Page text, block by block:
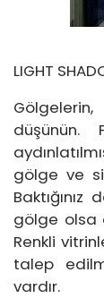
LIGHT
düşünün.
gölge ve
gölge olsa
Renkli
talep
vardır.